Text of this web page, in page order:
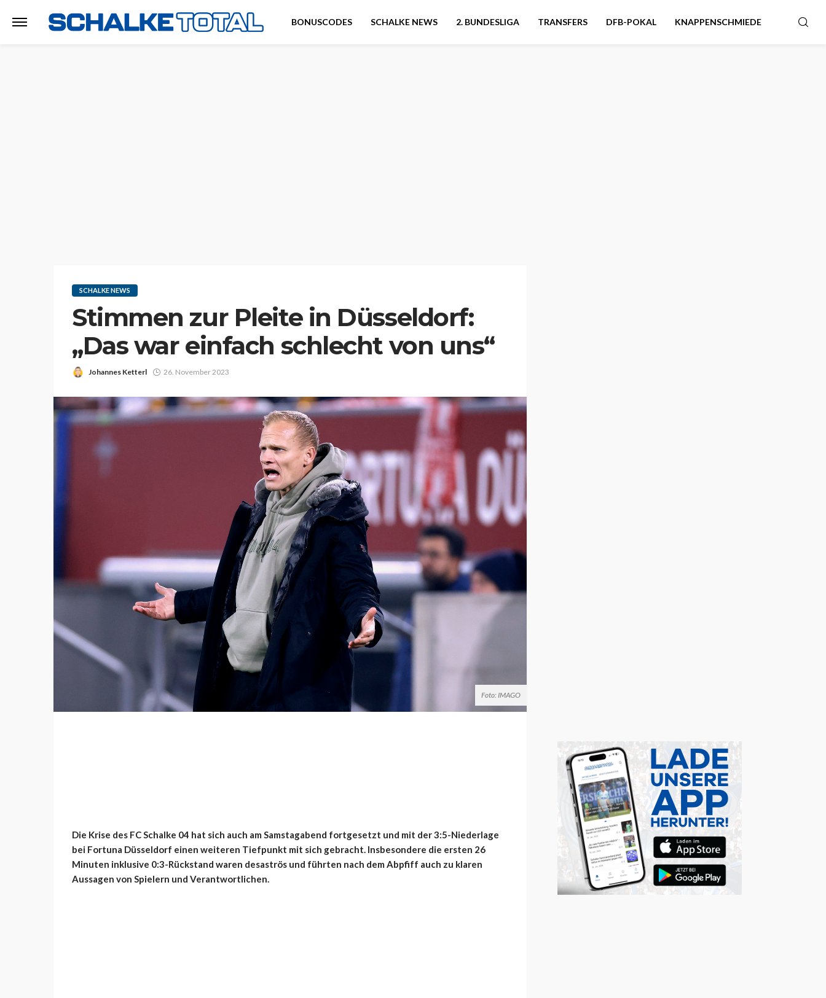
BONUSCODES SCHALKE NEWS 2. BUNDESLIGA TRANSFERS DFB-POKAL KNAPPENSCHMIEDE
SCHALKE NEWS
Stimmen zur Pleite in Düsseldorf:
„Das war einfach schlecht von uns“
Johannes Ketterl 26. November 2023
Foto: IMAGO
Die Krise des FC Schalke 04 hat sich auch am Samstagabend fortgesetzt und mit der 3:5-Niederlage
bei Fortuna Düsseldorf einen weiteren Tiefpunkt mit sich gebracht. Insbesondere die ersten 26
Minuten inklusive 0:3-Rückstand waren desaströs und führten nach dem Abpfiff auch zu klaren
Aussagen von Spielern und Verantwortlichen.